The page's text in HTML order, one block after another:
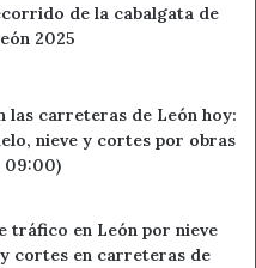
de la cabalgata de
2025
las carreteras de León hoy:
nieve y cortes por obras
09:00)
tráfico en León por nieve
cortes en carreteras de